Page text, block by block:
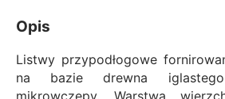
Opis
Listwy przypodłogowe
na bazie drewna